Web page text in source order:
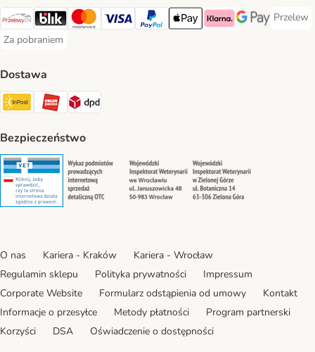
Przelewy24 Payment Method
Blik Payment Method
MasterCard Payment Method
Visa Payment Method
PayPal Payment Method
Apple Pay Payment Method
Klarna Payment Method
Google Pay
Przelew
Przelew
Za pobraniem
Za pobraniem Payment Method
Dostawa
Paczkomat® Shipping Method
ORLEN Paczka Shipping Method
DPD Shipping Method
Bezpieczeństwo
Security Security Security
O nas Kariera - Kraków
Kariera - Wrocław
Regulamin sklepu
Polityka prywatności
Impressum
Corporate Website
Formularz odstąpienia od umowy
Kontakt
Informacje o przesyłce
Metody płatności
Program partnerski
Korzyści
DSA Oświadczenie o dostępności